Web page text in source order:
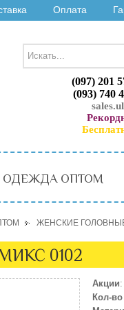
Оплата
(097) 201
(093) 740
ОПТОМ
ЖЕНСКИЕ
0102
Акции
Кол-